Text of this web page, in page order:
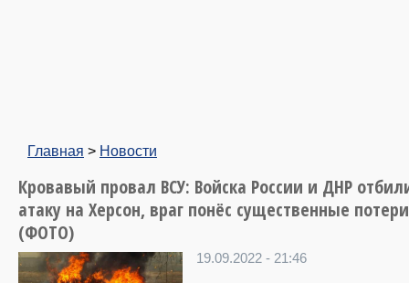
Главная > Новости
Кровавый провал ВСУ: Войска России и ДНР
атаку на Херсон, враг понёс существенные потери
(ФОТО)
19.09.2022 - 21:46